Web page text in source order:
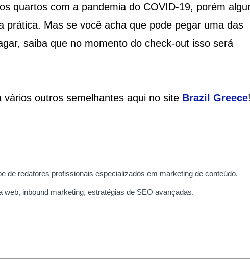
quartos com a pandemia do COVID-19, porém
prática. Mas se você acha que pode pegar uma das
saiba que no momento do check-out isso será
outros semelhantes aqui no site Brazil Greece
de redatores profissionais especializados em marketing de conteúdo,
web, inbound marketing, estratégias de SEO avançadas.